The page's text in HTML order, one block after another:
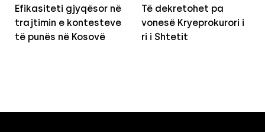
Efikasiteti gjyqësor në
trajtimin e kontesteve
të punës në Kosovë
Të dekretohet pa
vonesë Kryeprokurori i
ri i Shtetit